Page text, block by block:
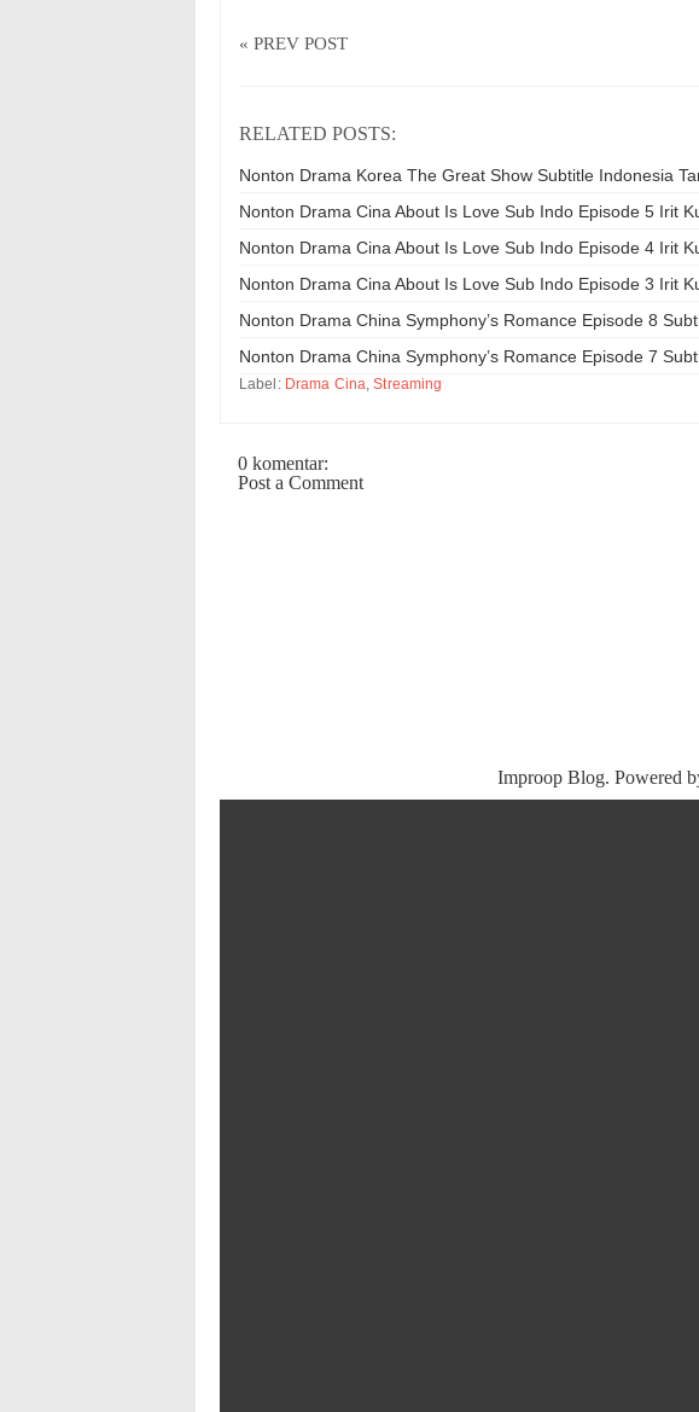
« PREV POST
RELATED POSTS:
Nonton Drama Korea The Great Show Subtitle Indonesia
Nonton Drama Cina About Is Love Sub Indo Episode 5 Irit
Nonton Drama Cina About Is Love Sub Indo Episode 4 Irit
Nonton Drama Cina About Is Love Sub Indo Episode 3 Irit
Nonton Drama China Symphony’s Romance Episode 8
Nonton Drama China Symphony’s Romance Episode 7
Label: Drama Cina ,Streaming
0 komentar:
Post a Comment
Improop Blog. Powered